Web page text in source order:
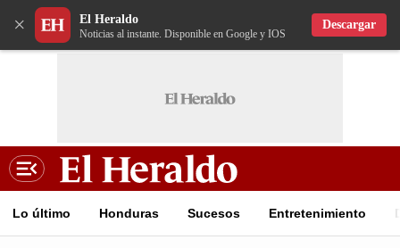
× El Heraldo
Noticias al instante. Disponible en Google y IOS
Descargar
Lo último Honduras Sucesos Entretenimiento